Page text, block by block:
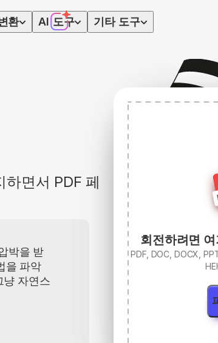
환 AI 도구 기타 도구
면서 PDF 페
박을 받
을 파악
냥 자연스
회전하려면
PDF, DOC, DOCX,